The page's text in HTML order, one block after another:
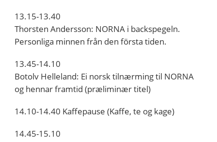
13.15-13.40
Thorsten Andersson: NORNA i backspegeln.
Personliga minnen från den första tiden.
13.45-14.10
Botolv Helleland: Ei norsk tilnærming til NORNA
og hennar framtid (præliminær titel)
14.10-14.40 Kaffepause (Kaffe, te og kage)
14.45-15.10